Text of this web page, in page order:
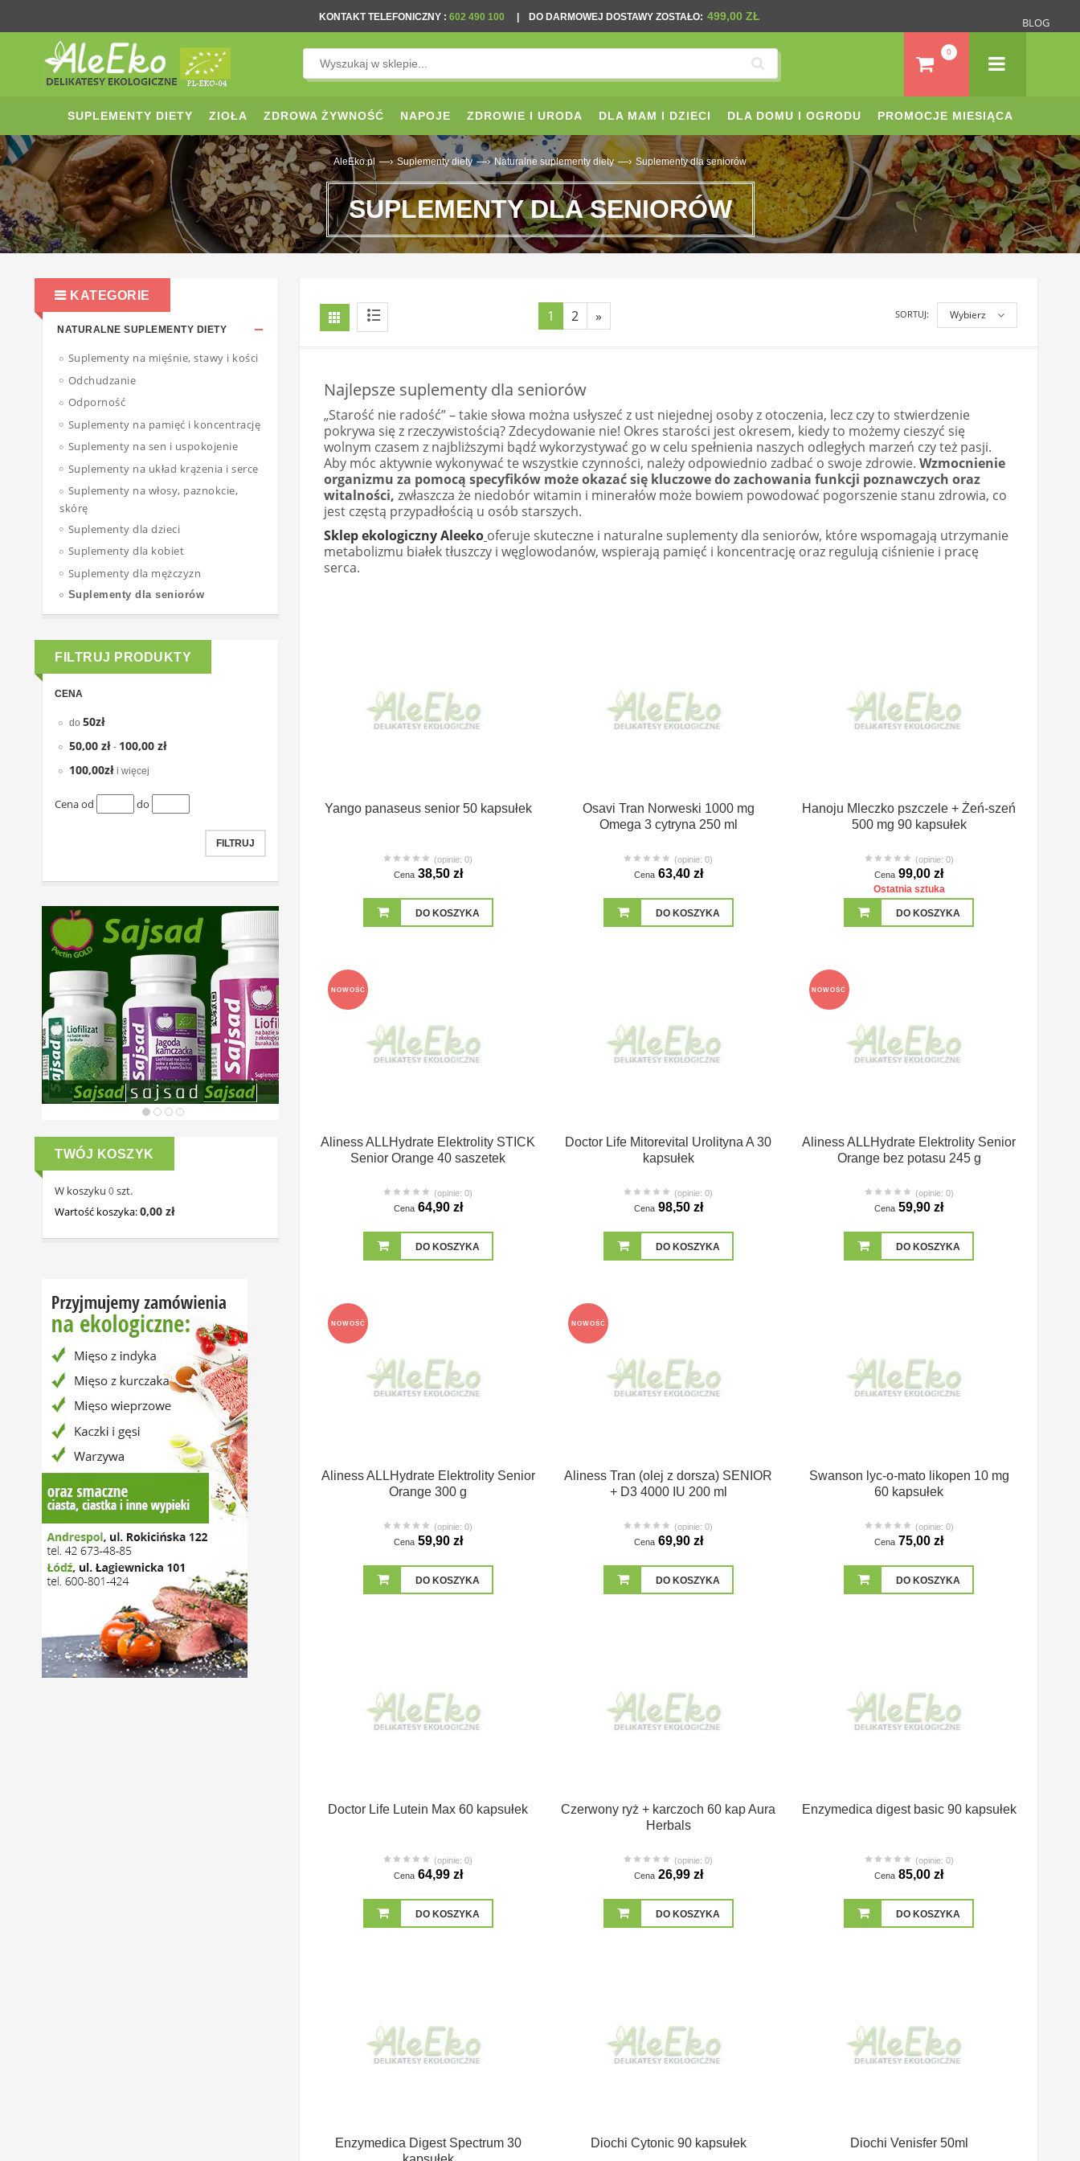
BLOG
KONTAKT TELEFONICZNY : 602 490 100 DO DARMOWEJ DOSTAWY ZOSTAŁO: 499,00 ZŁ
0
SUPLEMENTY DIETY ZIOŁA ZDROWA ŻYWNOŚĆ NAPOJE ZDROWIE I URODA DLA MAM I DZIECI DLA DOMU I OGRODU PROMOCJE MIESIĄCA
AleEko.pl —› Suplementy diety —› Naturalne suplementy diety —› Suplementy dla seniorów
SUPLEMENTY DLA SENIORÓW
SORTUJ: Wybierz
1 2 »
Najlepsze suplementy dla seniorów
„Starość nie radość” – takie słowa można usłyszeć z ust niejednej osoby z otoczenia, lecz czy to stwierdzenie
pokrywa się z rzeczywistością? Zdecydowanie nie! Okres starości jest okresem, kiedy to możemy cieszyć się
wolnym czasem z najbliższymi bądź wykorzystywać go w celu spełnienia naszych odległych marzeń czy też pasji.
Aby móc aktywnie wykonywać te wszystkie czynności, należy odpowiednio zadbać o swoje zdrowie. Wzmocnienie
organizmu za pomocą specyfików może okazać się kluczowe do zachowania funkcji poznawczych oraz
witalności, zwłaszcza że niedobór witamin i minerałów może bowiem powodować pogorszenie stanu zdrowia, co
jest częstą przypadłością u osób starszych.
Sklep ekologiczny Aleeko oferuje skuteczne i naturalne suplementy dla seniorów, które wspomagają utrzymanie
metabolizmu białek tłuszczy i węglowodanów, wspierają pamięć i koncentrację oraz regulują ciśnienie i pracę
serca.
Yango panaseus senior 50 kapsułek
(opinie: 0)
Cena 38,50 zł
DO KOSZYKA
Osavi Tran Norweski 1000 mg
Omega 3 cytryna 250 ml
(opinie: 0)
Cena 63,40 zł
DO KOSZYKA
Hanoju Mleczko pszczele + Żeń-szeń
500 mg 90 kapsułek
(opinie: 0)
Cena 99,00 zł
Ostatnia sztuka
DO KOSZYKA
NOWOŚĆ
Aliness ALLHydrate Elektrolity STICK
Senior Orange 40 saszetek
(opinie: 0)
Cena 64,90 zł
DO KOSZYKA
Doctor Life Mitorevital Urolityna A 30
kapsułek
(opinie: 0)
Cena 98,50 zł
DO KOSZYKA
NOWOŚĆ
Aliness ALLHydrate Elektrolity Senior
Orange bez potasu 245 g
(opinie: 0)
Cena 59,90 zł
DO KOSZYKA
NOWOŚĆ
Aliness ALLHydrate Elektrolity Senior
Orange 300 g
(opinie: 0)
Cena 59,90 zł
DO KOSZYKA
NOWOŚĆ
Aliness Tran (olej z dorsza) SENIOR
+ D3 4000 IU 200 ml
(opinie: 0)
Cena 69,90 zł
DO KOSZYKA
Swanson lyc-o-mato likopen 10 mg
60 kapsułek
(opinie: 0)
Cena 75,00 zł
DO KOSZYKA
Doctor Life Lutein Max 60 kapsułek
(opinie: 0)
Cena 64,99 zł
DO KOSZYKA
Czerwony ryż + karczoch 60 kap Aura
Herbals
(opinie: 0)
Cena 26,99 zł
DO KOSZYKA
Enzymedica digest basic 90 kapsułek
(opinie: 0)
Cena 85,00 zł
DO KOSZYKA
Enzymedica Digest Spectrum 30
Diochi Cytonic 90 kapsułek Diochi Venisfer 50ml
KATEGORIE
NATURALNE SUPLEMENTY DIETY
Suplementy na mięśnie, stawy i kości
Odchudzanie
Odporność
Suplementy na pamięć i koncentrację
Suplementy na sen i uspokojenie
Suplementy na układ krążenia i serce
Suplementy na włosy, paznokcie,
skórę
Suplementy dla dzieci
Suplementy dla kobiet
Suplementy dla mężczyzn
Suplementy dla seniorów
FILTRUJ PRODUKTY
CENA
do 50zł
50,00 zł - 100,00 zł
100,00zł i więcej
Cena od do
FILTRUJ
TWÓJ KOSZYK
W koszyku 0 szt.
Wartość koszyka:0,00 zł